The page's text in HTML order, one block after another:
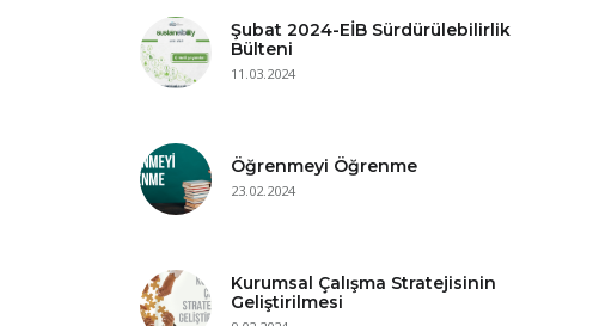
Şubat 2024-EİB Sürdürülebilirlik
Bülteni
11.03.2024
Öğrenmeyi Öğrenme
23.02.2024
Kurumsal Çalışma Stratejisinin
Geliştirilmesi